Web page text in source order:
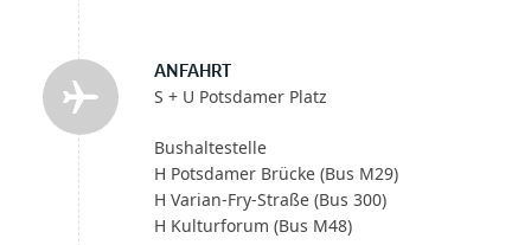
ANFAHRT
S + U Potsdamer Platz
Bushaltestelle
H Potsdamer Brücke (Bus M29)
H Varian-Fry-Straße (Bus 300)
H Kulturforum (Bus M48)